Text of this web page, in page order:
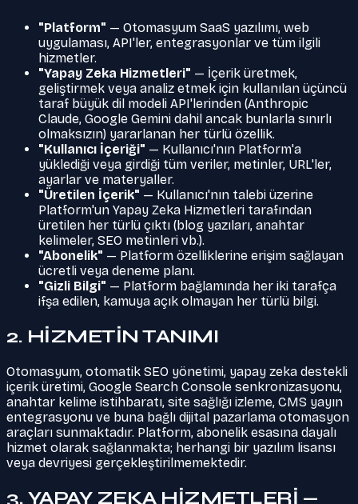
"Platform" — Otomasyum SaaS yazılımı, web
uygulaması, API'ler, entegrasyonlar ve tüm ilgili
hizmetler.
"Yapay Zeka Hizmetleri" — İçerik üretmek,
geliştirmek veya analiz etmek için kullanılan üçüncü
taraf büyük dil modeli API'lerinden (Anthropic
Claude, Google Gemini dahil ancak bunlarla sınırlı
olmaksızın) yararlanan her türlü özellik.
"Kullanıcı İçeriği" — Kullanıcı'nın Platform'a
yüklediği veya girdiği tüm veriler, metinler, URL'ler,
ayarlar ve materyaller.
"Üretilen İçerik" — Kullanıcı'nın talebi üzerine
Platform'un Yapay Zeka Hizmetleri tarafından
üretilen her türlü çıktı (blog yazıları, anahtar
kelimeler, SEO metinleri vb.).
"Abonelik" — Platform özelliklerine erişim sağlayan
ücretli veya deneme planı.
"Gizli Bilgi" — Platform bağlamında her iki tarafça
ifşa edilen, kamuya açık olmayan her türlü bilgi.
2. HİZMETİN TANIMI
Otomasyum, otomatik SEO yönetimi, yapay zeka destekli
içerik üretimi, Google Search Console senkronizasyonu,
anahtar kelime istihbaratı, site sağlığı izleme, CMS yayın
entegrasyonu ve buna bağlı dijital pazarlama otomasyon
araçları sunmaktadır. Platform, abonelik esasına dayalı
hizmet olarak sağlanmakta; herhangi bir yazılım lisansı
veya devriyesi gerçekleştirilmemektedir.
3. YAPAY ZEKA HİZMETLERİ —